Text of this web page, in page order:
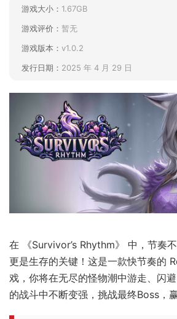
游戏大小： 1.67GB
游戏评价： 暂无
游戏版本： v1.0.2
发行日期： 2025 年 4 月 29 日
在 《Survivor’s Rhythm》 中，节奏
更是生存的关键！这是一款快节奏的
戏，你将在无尽的怪物潮中游走、闪
的战斗中不断变强，挑战最终Boss，